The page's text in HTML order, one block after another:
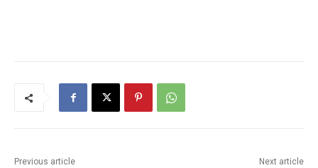
Previous article Next article